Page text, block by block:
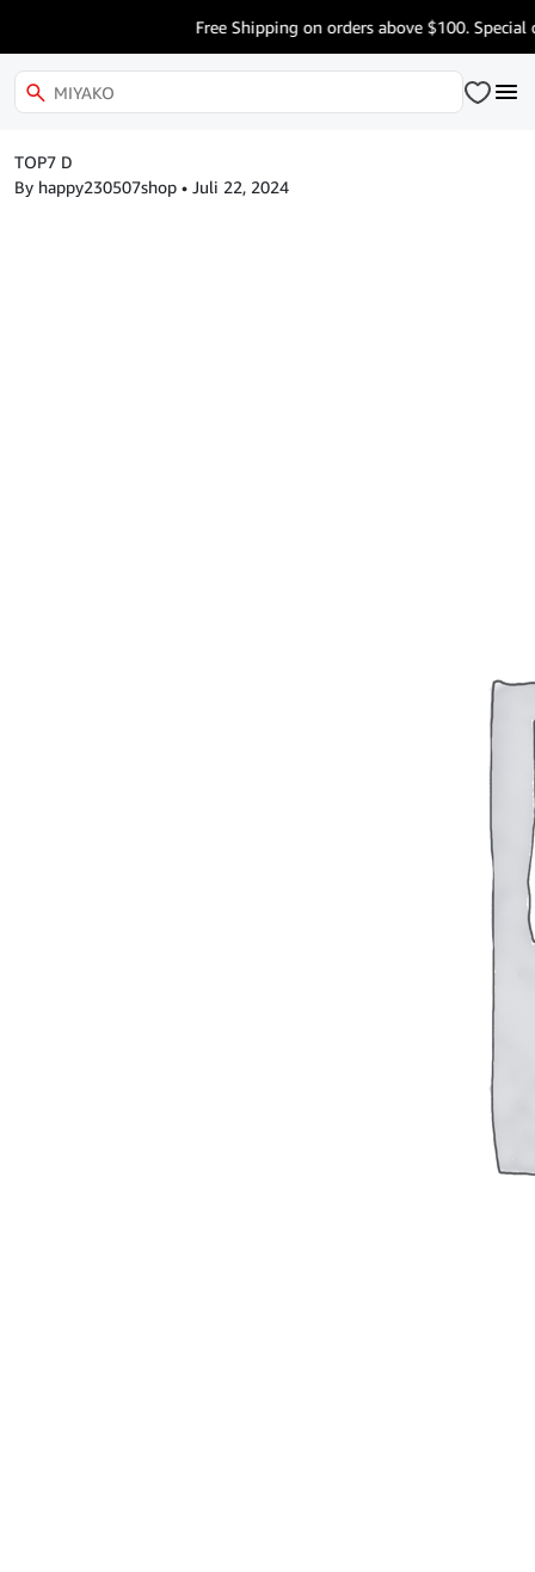
Free Shipping on orders above $100. Special
TOP7 D
By happy230507shop • Juli 22, 2024